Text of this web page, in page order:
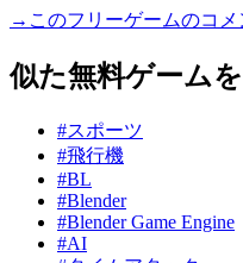
→このフリーゲームのコ
似た無料ゲーム
#スポーツ
#飛行機
#BL
#Blender
#Blender Game Engine
#AI